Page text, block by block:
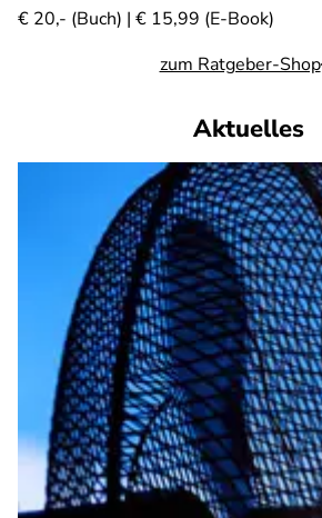
€ 20,- (Buch) | € 15,99 (E-Book)
zum Ratgeber-Shop
Aktuelles